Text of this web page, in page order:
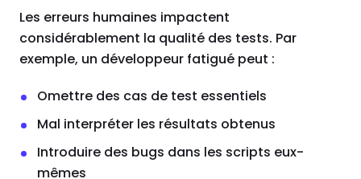
Les erreurs humaines impactent
considérablement la qualité des tests. Par
exemple, un développeur fatigué peut :
Omettre des cas de test essentiels
Mal interpréter les résultats obtenus
Introduire des bugs dans les scripts eux-
mêmes